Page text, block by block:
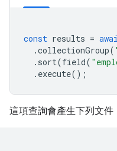
const results =
.collectionGroup(
. sort(field(
. execute();
這項查詢會產生下列文件